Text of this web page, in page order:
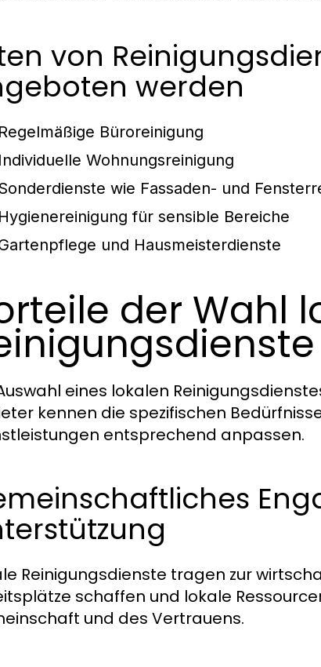
von
werden
Regelmäßige Büroreinigung
Individuelle Wohnungsreinigung
wie Fassaden- und
Hygienereinigung für sensible Bereiche
und Hausmeisterdienste
der Wahl
eines lokalen
kennen die spezifischen
entsprechend anpassen.
Reinigungsdienste tragen zur
schaffen und lokale
und des Vertrauens.